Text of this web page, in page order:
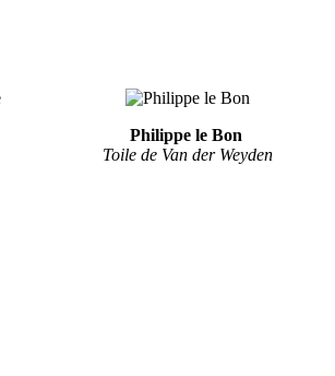
Philippe le Bon
Toile de Van der Weyden